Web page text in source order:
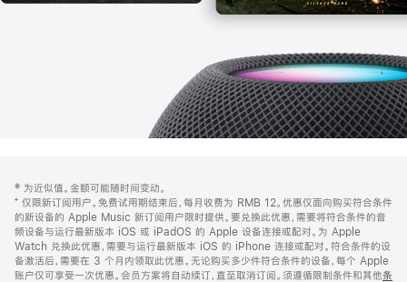
页
页
脚
注
‡ 为近似值。金额可能随时间变动。
⁺ 仅限新订阅用户。免费试用期结束后，每月收费为 RMB 12。优惠仅面向购买符合条件
的新设备的 Apple Music 新订阅用户限时提供。要兑换此优惠，需要将符合条件的音
频设备与运行最新版本 iOS 或 iPadOS 的 Apple 设备连接或配对。为 Apple
Watch 兑换此优惠，需要与运行最新版本 iOS 的 iPhone 连接或配对。符合条件的设
备激活后，需要在 3 个月内领取此优惠。无论购买多少件符合条件的设备，每个 Apple
账户仅可享受一次优惠。会员方案将自动续订，直至取消订阅。须遵循限制条件和其他条